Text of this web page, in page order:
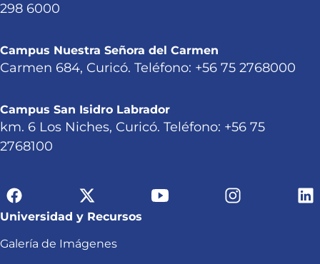
298 6000
Campus Nuestra Señora del Carmen
Carmen 684, Curicó. Teléfono: +56 75 2768000
Campus San Isidro Labrador
km. 6 Los Niches, Curicó. Teléfono: +56 75
2768100
Universidad y Recursos
Galería de Imágenes